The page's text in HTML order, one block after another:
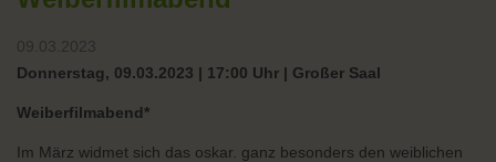
09.03.2023
Donnerstag, 09.03.2023 | 17:00 Uhr | Großer Saal
Weiberfilmabend*
Im März widmet sich das oskar. ganz besonders den weiblichen